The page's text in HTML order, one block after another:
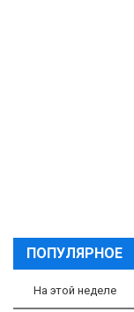
ПОПУЛЯРНОЕ
На этой неделе